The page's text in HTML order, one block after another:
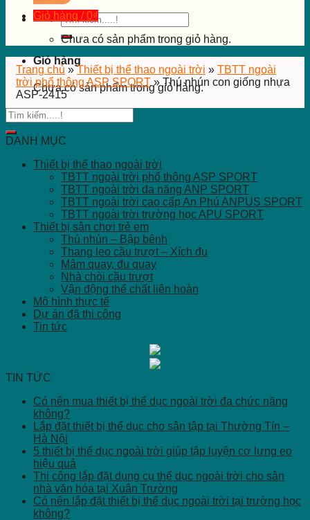
Tìm
kiếm:
Giỏ hàng
Chưa có sản phẩm trong giỏ hàng.
Giỏ hàng /0₫
Chưa có sản phẩm trong giỏ hàng.
Trang chủ »Thiết bị thể thao ngoài trời » TBTT ngoài
trời phổ thông ASP SPORT » Thú nhún con giống nhựa
ASP-2415
DANH MỤC
Thiết bị thể thao ngoài trời
TBTT ngoài trời phổ thông ASP SPORT
TBTT ngoài trời đa năng ANP SPORT
TBTT ngoài trời cao cấp An Phú ANPUS SPORT
TBTT ngoài trời trường học APU SPORT
Thiết bị sân chơi trẻ em
Thú nhún – Bập bênh
Thang leo cầu trượt – Xích đu
Mâm quay, đu quay
Nhà chòi cầu trượt
Vận động thể chất liên hoàn
Mô hình thực tế
Dự án đã thi công
Tin tức
TIN TỨC
Có nên mua thiết bị thể dục ngoài trời đa chức năng
không?
Lắp đặt thiết bị thể dục cho sân tập tại Thường Tín –
Hà Nội
5 thiết bị thể dục ngoài trời giúp tập luyện cơ lưng eo
hiệu quả
Thi công lắp đặt dụng cụ thể dục ngoài trời cho sân
nhà văn hóa tại Xuân Trường
Có nên lắp đặt thiết bị thể dục ngoài trời tại trường học
không?